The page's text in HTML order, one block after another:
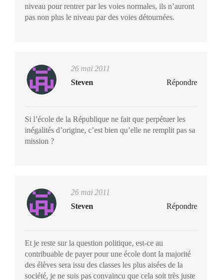
niveau pour rentrer par les voies normales, ils n’auront
pas non plus le niveau par des voies détournées.
26 mai 2011
Steven
Répondre
Si l’école de la République ne fait que perpétuer les
inégalités d’origine, c’est bien qu’elle ne remplit pas sa
mission ?
26 mai 2011
Steven
Répondre
Et je reste sur la question politique, est-ce au
contribuable de payer pour une école dont la majorité
des élèves sera issu des classes les plus aisées de la
société, je ne suis pas convaincu que cela soit très juste